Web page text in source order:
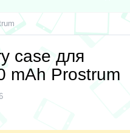
case для
mAh Prostrum